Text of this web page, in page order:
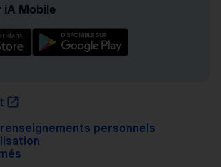
iA Mobile
personnels